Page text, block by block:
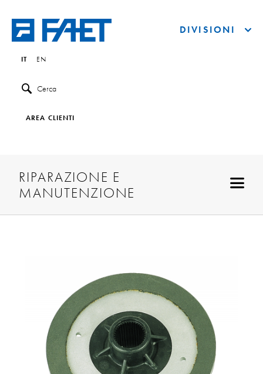
IT EN
Cerca
AREA CLIENTI
DIVISIONI
RIPARAZIONE E
MANUTENZIONE